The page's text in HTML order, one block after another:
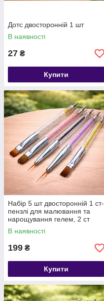
Дотс двосторонній 1 шт
В наявності
27 ₴
Купити
Набір 5 шт двосторонній 1 ст-
пензлі для малювання та
нарощування гелем, 2 ст
дотс різного розміру.
В наявності
199 ₴
Купити